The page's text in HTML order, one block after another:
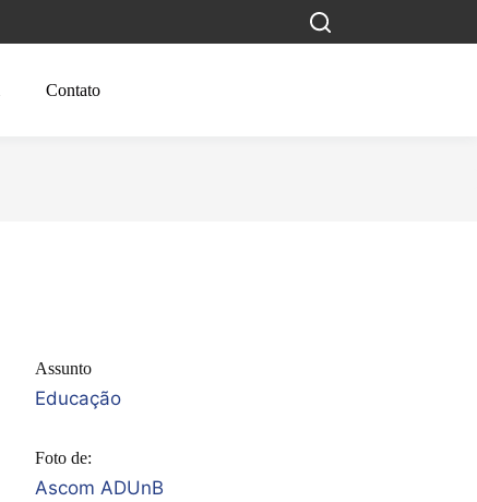
Contato
Assunto
Educação
Foto de:
Ascom ADUnB